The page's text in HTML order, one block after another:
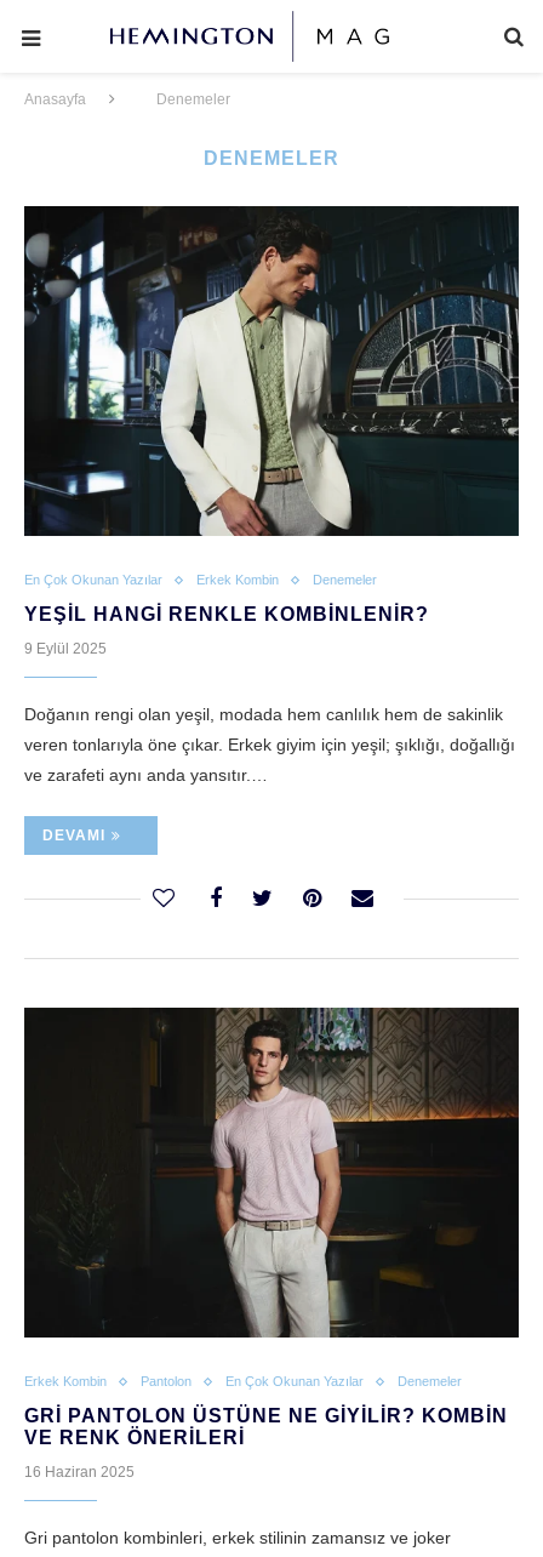
Anasayfa Denemeler
DENEMELER
En Çok Okunan Yazılar Erkek Kombin Denemeler
YEŞIL HANGI RENKLE KOMBINLENIR?
9 Eylül 2025
Doğanın rengi olan yeşil, modada hem canlılık hem de sakinlik
veren tonlarıyla öne çıkar. Erkek giyim için yeşil; şıklığı, doğallığı
ve zarafeti aynı anda yansıtır.…
DEVAMI
Erkek Kombin Pantolon En Çok Okunan Yazılar Denemeler
GRI PANTOLON ÜSTÜNE NE GIYILIR? KOMBIN
VE RENK ÖNERILERI
16 Haziran 2025
Gri pantolon kombinleri, erkek stilinin zamansız ve joker